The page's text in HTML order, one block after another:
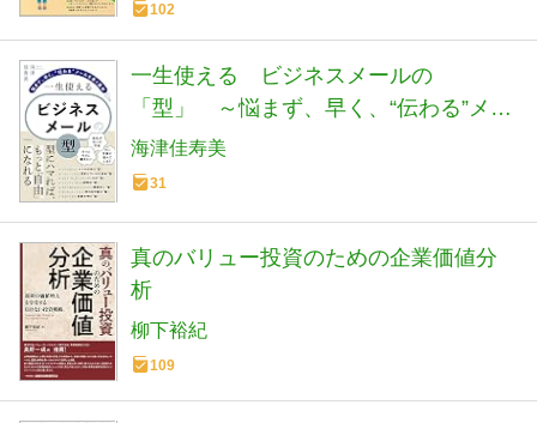
102
一生使える ビジネスメールの
「型」 ～悩まず、早く、“伝わる”メー
ルを書く基本
海津佳寿美
31
真のバリュー投資のための企業価値分
析
柳下裕紀
109